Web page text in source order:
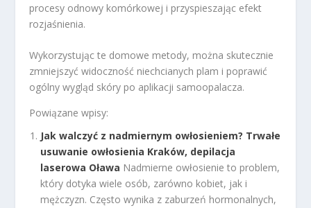
procesy odnowy komórkowej i przyspieszając efekt
rozjaśnienia.
Wykorzystując te domowe metody, można skutecznie
zmniejszyć widoczność niechcianych plam i poprawić
ogólny wygląd skóry po aplikacji samoopalacza.
Powiązane wpisy:
Jak walczyć z nadmiernym owłosieniem? Trwałe
usuwanie owłosienia Kraków, depilacja
laserowa Oława Nadmierne owłosienie to problem,
który dotyka wiele osób, zarówno kobiet, jak i
mężczyzn. Często wynika z zaburzeń hormonalnych,